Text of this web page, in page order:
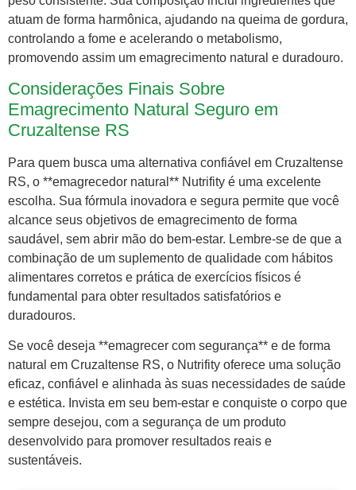
atuam de forma harmônica, ajudando na queima de gordura,
controlando a fome e acelerando o metabolismo,
promovendo assim um emagrecimento natural e duradouro.
Considerações Finais Sobre
Emagrecimento Natural Seguro em
Cruzaltense RS
Para quem busca uma alternativa confiável em Cruzaltense
RS, o **emagrecedor natural** Nutrifity é uma excelente
escolha. Sua fórmula inovadora e segura permite que você
alcance seus objetivos de emagrecimento de forma
saudável, sem abrir mão do bem-estar. Lembre-se de que a
combinação de um suplemento de qualidade com hábitos
alimentares corretos e prática de exercícios físicos é
fundamental para obter resultados satisfatórios e
duradouros.
Se você deseja **emagrecer com segurança** e de forma
natural em Cruzaltense RS, o Nutrifity oferece uma solução
eficaz, confiável e alinhada às suas necessidades de saúde
e estética. Invista em seu bem-estar e conquiste o corpo que
sempre desejou, com a segurança de um produto
desenvolvido para promover resultados reais e
sustentáveis.